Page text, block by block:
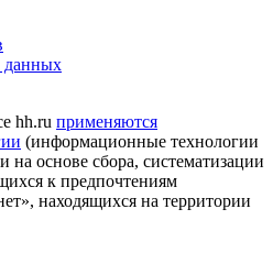
данных
hh.ru применяются
(информационные технологии
на основе сбора, систематизации
к предпочтениям
находящихся на территории